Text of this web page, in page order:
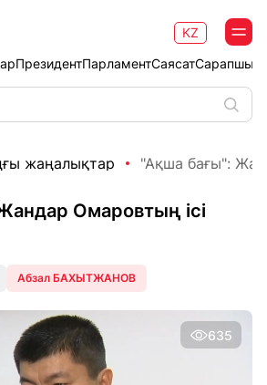
ПрезидентПарламентСаясат
KZ
жаңалықтар "Ақша бағы":
Омаровтың ісі
Абзал БАХЫТЖАНОВ
635